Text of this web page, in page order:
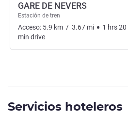
GARE DE NEVERS
Estación de tren
Acceso: 5.9 km / 3.67 mi 1 hrs20
min drive
Servicios hoteleros